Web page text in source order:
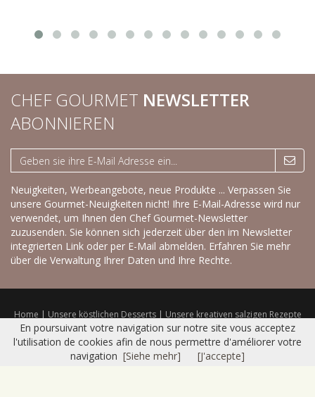
CHEF GOURMET NEWSLETTER
ABONNIEREN
Neuigkeiten, Werbeangebote, neue Produkte ... Verpassen Sie
unsere Gourmet-Neuigkeiten nicht! Ihre E-Mail-Adresse wird nur
verwendet, um Ihnen den Chef Gourmet-Newsletter
zuzusenden. Sie können sich jederzeit über den im Newsletter
integrierten Link oder per E-Mail abmelden. Erfahren Sie mehr
über die Verwaltung Ihrer Daten und Ihre Rechte.
Home | Unsere köstlichen Desserts | Unsere kreativen salzigen Rezepte
|Trockenprodukte|Frisches Sortiment| Katalog|Kontakt |Sitemap
Nutzungsbedingungen
© 2016 CHEF GOURMET - Réalisation Bexter
En poursuivant votre navigation sur notre site vous acceptez
l'utilisation de cookies afin de nous permettre d'améliorer votre
navigation [Siehe mehr] [J'accepte]